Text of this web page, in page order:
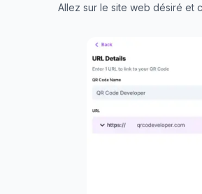
Allez sur le site web désiré et